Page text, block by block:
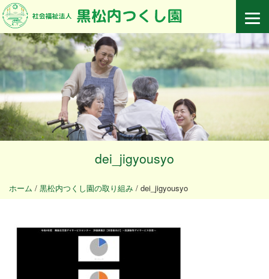
dei_jigyousyo
ホーム / 黒松内つくし園の取り組み / dei_jigyousyo